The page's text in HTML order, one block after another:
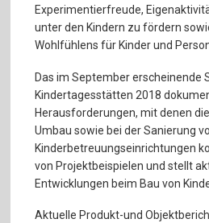
Experimentierfreude,
unter den Kindern zu fördern
Wohlfühlens für Kinder und
Das im September erscheinende
Kindertagesstätten 2018
Herausforderungen, mit denen
Umbau sowie bei der Sanierung
Kinderbetreuungseinrichtungen
von Projektbeispielen und stellt
Entwicklungen beim Bau von
Aktuelle Produkt-und